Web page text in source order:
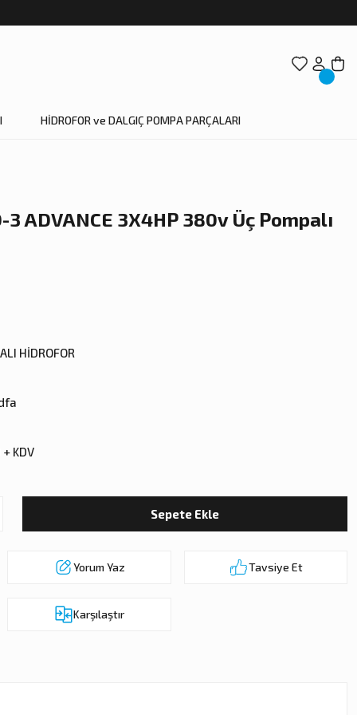
HİDROFOR ve DALGIÇ POMPA PARÇALARI
ADVANCE 3X4HP 380v Üç Pompalı
HİDROFOR
KDV
Sepete Ekle
Yorum Yaz Tavsiye Et
Karşılaştır